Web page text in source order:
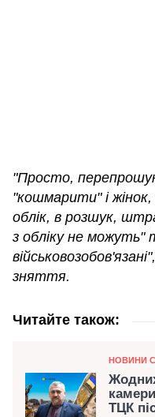
"Просто,
"кошмарити" і жінок,
облік, в розшук,
з обліку не можуть"
зняття.
Читайте також:
Категорія
НОВИНИ
ТЦК